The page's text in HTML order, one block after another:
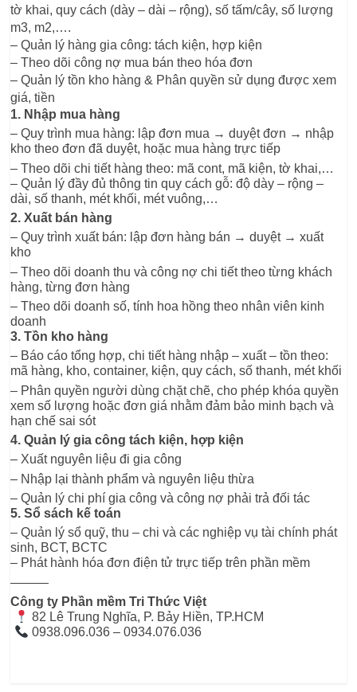
tờ khai, quy cách (dày – dài – rộng), số tấm/cây, số lượng
m3, m2,….
– Quản lý hàng gia công: tách kiện, hợp kiện
– Theo dõi công nợ mua bán theo hóa đơn
– Quản lý tồn kho hàng & Phân quyền sử dụng được xem
giá, tiền
1. Nhập mua hàng
– Quy trình mua hàng: lập đơn mua → duyệt đơn → nhập
kho theo đơn đã duyệt, hoặc mua hàng trực tiếp
– Theo dõi chi tiết hàng theo: mã cont, mã kiện, tờ khai,…
– Quản lý đầy đủ thông tin quy cách gỗ: độ dày – rộng –
dài, số thanh, mét khối, mét vuông,…
2. Xuất bán hàng
– Quy trình xuất bán: lập đơn hàng bán → duyệt → xuất
kho
– Theo dõi doanh thu và công nợ chi tiết theo từng khách
hàng, từng đơn hàng
– Theo dõi doanh số, tính hoa hồng theo nhân viên kinh
doanh
3. Tồn kho hàng
– Báo cáo tổng hợp, chi tiết hàng nhập – xuất – tồn theo:
mã hàng, kho, container, kiện, quy cách, số thanh, mét khối
– Phân quyền người dùng chặt chẽ, cho phép khóa quyền
xem số lượng hoặc đơn giá nhằm đảm bảo minh bạch và
hạn chế sai sót
4. Quản lý gia công tách kiện, hợp kiện
– Xuất nguyên liệu đi gia công
– Nhập lại thành phẩm và nguyên liệu thừa
– Quản lý chi phí gia công và công nợ phải trả đối tác
5. Sổ sách kế toán
– Quản lý sổ quỹ, thu – chi và các nghiệp vụ tài chính phát
sinh, BCT, BCTC
– Phát hành hóa đơn điện tử trực tiếp trên phần mềm
———
Công ty Phần mềm Tri Thức Việt
82 Lê Trung Nghĩa, P. Bảy Hiền, TP.HCM
0938.096.036 – 0934.076.036